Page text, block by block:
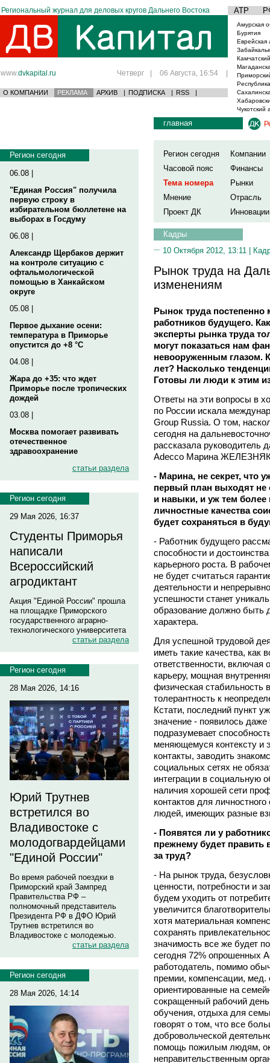
Региональный журнал для деловых кругов Дальнего Востока АТР
www.dvkapital.ru Четверг | 06 Августа, 16:54 |
О КОМПАНИИ РЕКЛАМА АРХИВ | ПОДПИСКА | RSS |
Амурская
Бурятия
Еврейская
Чукотский
Регион сегодня
06.08 |
"Единая Россия" получила
первую строку в
избирательном бюллетене на
выборах в Госдуму
06.08 |
Александр Щербаков держит
на контроле ситуацию с
офтальмологической
помощью в Ханкайском
округе
05.08 |
Первое дыхание осени:
температура в Приморье
опустится до +8 °C
04.08 |
Жара до +35: что ждет
Приморье после тропических
дождей
03.08 |
Москва помогает развивать
отечественное
здравоохранение
статьи раздела
Регион сегодня
29 Мая 2026, 16:37
Студенты Приморья
написали
Всероссийский
агродиктант
Акция "Единой России" прошла
на площадке Приморского
государственного аграрно-
технологического университета
статьи раздела
Регион сегодня
28 Мая 2026, 14:16
Юрий Трутнев
встретился во
Владивостоке с
молодогвардейцами
"Единой России"
Во время рабочей поездки в
Приморский край Зампред
Правительства РФ –
полномочный представитель
Президента РФ в ДФО Юрий
Трутнев встретился во
Владивостоке с молодежью.
статьи раздела
Регион сегодня
28 Мая 2026, 14:14
главная
Регион сегодня
Компании
Часовой пояс
Финансы
Тема номера
Рынки
Мнение
Отрасль
Проект ДК
Инновации
Кадры
10 Октября 2012, 13:11 |
Рынок труда на
изменениям
Рынок труда постепенно
работников будущего.
эксперты рынка труда
могут показаться нам
невооруженным глазом.
лет? Насколько
Готовы ли люди к этим
Ответы на эти вопросы в
по России искала
Group Russia. О том,
сегодня на
рассказала руководитель
Adecco Марина
- Марина, не секрет, что
первый план выходят не
и навыки, и уж тем более
личностные качества
будет сохраняться в
- Работник будущего
способности и
карьерного роста. В
не будет считаться
деятельности и
успешности станет
образование должно быть
характера.
Для успешной трудовой
иметь такие качества, как
ответственности, включая
карьеру, мощная
физическая
толерантность к
Кстати, последний пункт
значение - появилось даже
подразумевает
меняющемуся контексту и
контакты, заводить
социальных сетях не
интеграции в социальную
наличия хорошей сети
контактов для
людей, имеющих разные
- Появятся ли у
прежнему будет править
за труд?
- На рынок труда,
ценности, потребности и
будем уходить от
увеличится
хотя материальная
сохранять
значимость все же будет
сегодня 72% опрошенных
работодатель, помимо
премии, компенсации,
ориентированные на
сокращенный рабочий
обучения, отдыха для
говорят о том, что все
добровольческой
помощь пожилым людям,
неправительственным